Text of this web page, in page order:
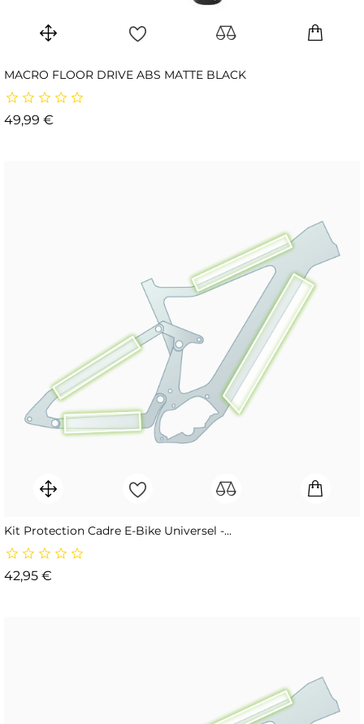
MACRO FLOOR DRIVE ABS MATTE BLACK
49,99 €
Kit Protection Cadre E-Bike Universel -...
42,95 €